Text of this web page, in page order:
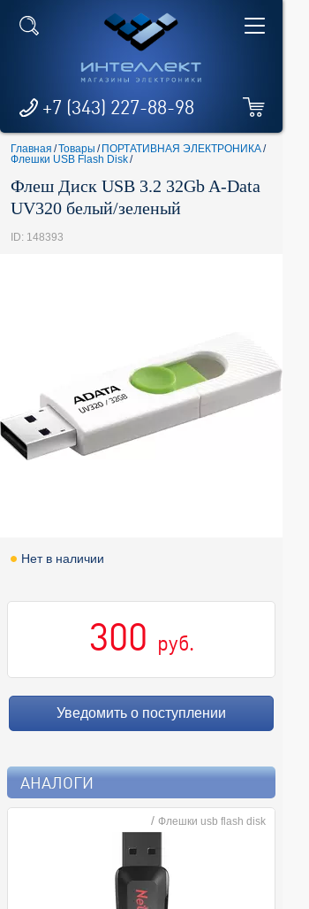
+7 (343) 227-88-98
Главная /Товары / ПОРТАТИВНАЯ ЭЛЕКТРОНИКА/
Флешки USB Flash Disk/
Флеш Диск USB 3.2 32Gb A-Data
UV320 белый/зеленый
ID: 148393
Нет в наличии
300 руб.
Уведомить о поступлении
АНАЛОГИ
/ Флешки usb flash disk